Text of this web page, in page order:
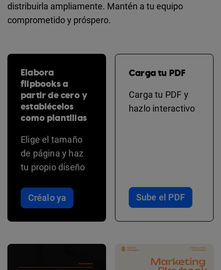
distribuirla ampliamente. Mantén a tu equipo
comprometido y próspero.
Elabora
flipbooks a
partir de cero y
establécelos
como plantillas
Elige el tamaño
de página y haz
tu propio diseño
Créalo ya
Carga tu PDF
Carga tu PDF y
hazlo interactivo
Sube el PDF